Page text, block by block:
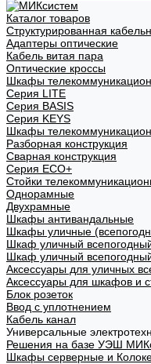
Каталог товаров
Структурированная
Адаптеры оптические
Кабель витая пара
Оптические кроссы
Шкафы
Cерия LITE
Cерия BASIS
Cерия KEYS
Шкафы
Разборная конструкция
Сварная конструкция
Серия ECO+
Стойки
Однорамные
Двухрамные
Шкафы антивандальные
Шкафы уличные
Шкаф уличный
Шкаф уличный
Аксессуары для уличных
Аксессуары для шкафов и
Блок розеток
Ввод с уплотнением
Кабель канал
Универсальные
Решения на базе УЭШ
Шкафы серверные и